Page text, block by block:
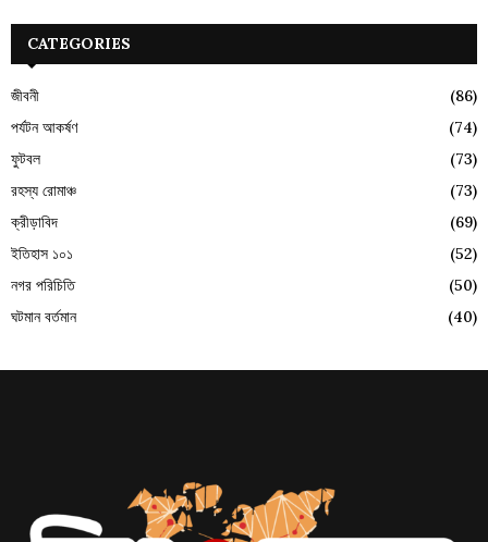
CATEGORIES
জীবনী
(86)
পর্যটন আকর্ষণ
(74)
ফুটবল
(73)
রহস্য রোমাঞ্চ
(73)
ক্রীড়াবিদ
(69)
ইতিহাস ১০১
(52)
নগর পরিচিতি
(50)
ঘটমান বর্তমান
(40)